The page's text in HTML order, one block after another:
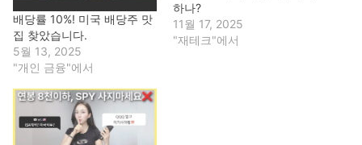
배당률 10%! 미국 배당주 맛
집 찾았습니다.
5월 13, 2025
"개인 금융"에서
하나?
11월 17, 2025
"재테크"에서